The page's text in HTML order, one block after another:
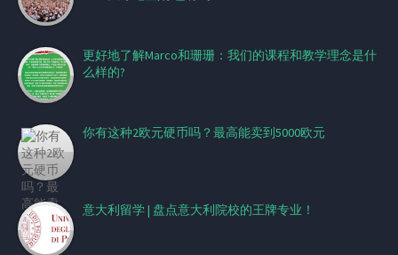
更好地了解Marco和珊珊：我们的课程和教学理念是什
么样的?
你有这种2欧元硬币吗？最高能卖到5000欧元
意大利留学 | 盘点意大利院校的王牌专业！